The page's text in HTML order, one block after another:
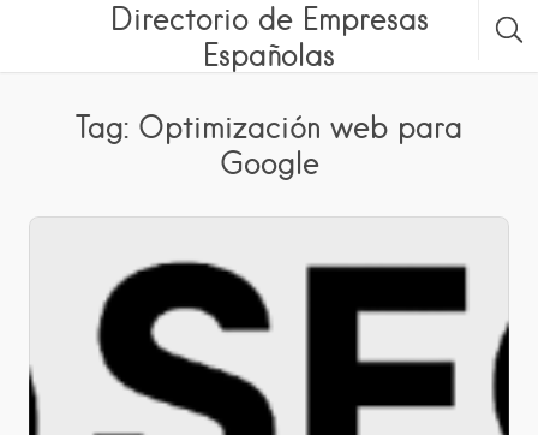
Directorio de Empresas
Españolas
Tag: Optimización web para
Google